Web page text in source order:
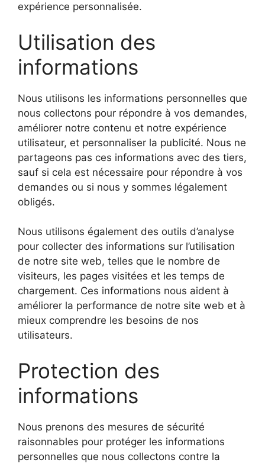
expérience personnalisée.
Utilisation des
informations
Nous utilisons les informations personnelles que
nous collectons pour répondre à vos demandes,
améliorer notre contenu et notre expérience
utilisateur, et personnaliser la publicité. Nous ne
partageons pas ces informations avec des tiers,
sauf si cela est nécessaire pour répondre à vos
demandes ou si nous y sommes légalement
obligés.
Nous utilisons également des outils d’analyse
pour collecter des informations sur l’utilisation
de notre site web, telles que le nombre de
visiteurs, les pages visitées et les temps de
chargement. Ces informations nous aident à
améliorer la performance de notre site web et à
mieux comprendre les besoins de nos
utilisateurs.
Protection des
informations
Nous prenons des mesures de sécurité
raisonnables pour protéger les informations
personnelles que nous collectons contre la